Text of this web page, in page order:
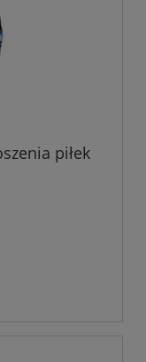
piłek